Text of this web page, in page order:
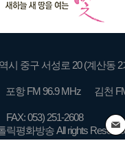
시 중구 서성로 20 (계산동 2
포항 FM 96.9 MHz
김천
FAX: 053) 251-2608
릭평화방송 All rights